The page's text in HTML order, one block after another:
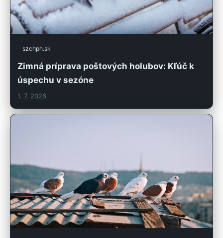
szchph.sk
Zimná príprava poštových holubov: Kľúč k
úspechu v sezóne
1. 7. 2026